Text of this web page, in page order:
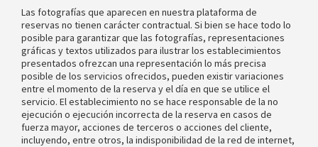
Las fotografías que aparecen en nuestra plataforma de
reservas no tienen carácter contractual. Si bien se hace todo lo
posible para garantizar que las fotografías, representaciones
gráficas y textos utilizados para ilustrar los establecimientos
presentados ofrezcan una representación lo más precisa
posible de los servicios ofrecidos, pueden existir variaciones
entre el momento de la reserva y el día en que se utilice el
servicio. El establecimiento no se hace responsable de la no
ejecución o ejecución incorrecta de la reserva en casos de
fuerza mayor, acciones de terceros o acciones del cliente,
incluyendo, entre otros, la indisponibilidad de la red de internet,